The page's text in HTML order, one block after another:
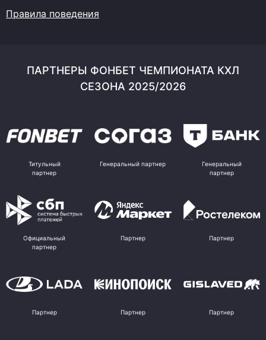
Правила поведения
ПАРТНЕРЫ ФОНБЕТ ЧЕМПИОНАТА КХЛ
СЕЗОНА 2025/2026
Титульный
партнер
Генеральный партнер
Генеральный
партнер
Официальный
партнер
Партнер Партнер
Партнер Партнер Партнер